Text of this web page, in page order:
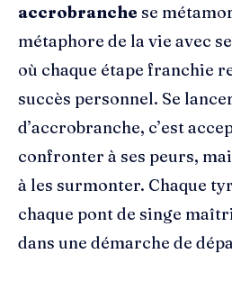
accrobranche se
métaphore de la vie avec
où chaque étape franchie
succès personnel. Se
d’accrobranche, c’est
confronter à ses peurs,
à les surmonter. Chaque
chaque pont de singe
dans une démarche de